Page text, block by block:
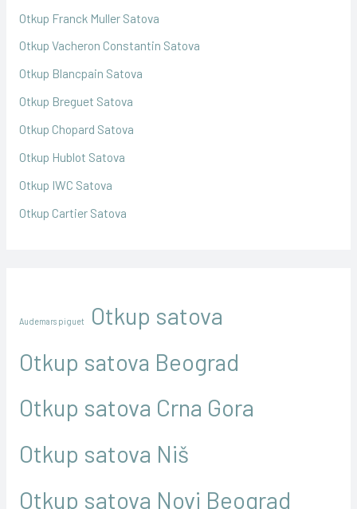
Otkup Franck Muller Satova
Otkup Vacheron Constantin Satova
Otkup Blancpain Satova
Otkup Breguet Satova
Otkup Chopard Satova
Otkup Hublot Satova
Otkup IWC Satova
Otkup Cartier Satova
Audemars piguet
Otkup satova
Otkup satova Beograd
Otkup satova Crna Gora
Otkup satova Niš
Otkup satova Novi Beograd